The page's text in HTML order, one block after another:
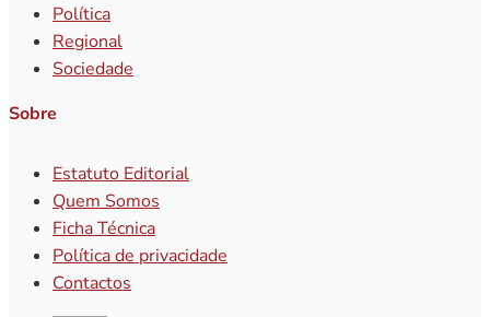
Política
Regional
Sociedade
Sobre
Estatuto Editorial
Quem Somos
Ficha Técnica
Política de privacidade
Contactos